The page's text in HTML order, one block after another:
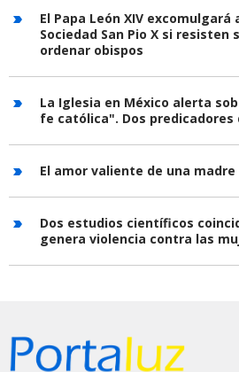
El Papa León XIV
Sociedad San Pio X si resisten
ordenar obispos
La Iglesia en México alerta
fe católica". Dos predicadores
El amor valiente de una madre
Dos estudios científicos
genera violencia contra las